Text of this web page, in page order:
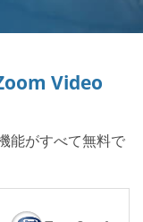
Video
能がすべて無料で